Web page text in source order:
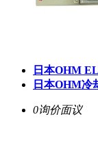
日本OHM
日本OHM冷
0询价面议